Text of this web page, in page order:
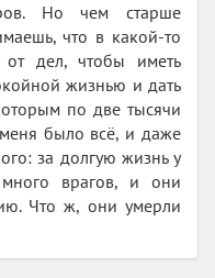
Но чем старше
что в какой-то
дел, чтобы иметь
жизнью и дать
по две тысячи
было всё, и даже
за долгую жизнь у
врагов, и они
Что ж, они умерли